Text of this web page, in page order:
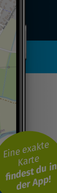
Eine exakte
Karte
findest du in
der App!